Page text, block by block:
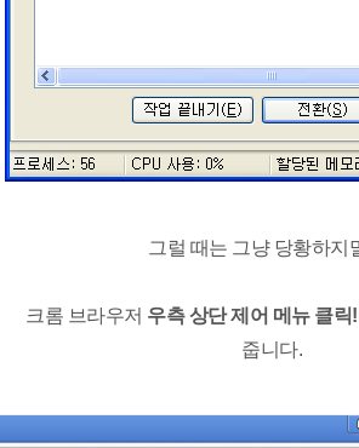
그럴 때는 그냥 당황하지
크롬 브라우저 우측 상단 제어 메뉴 클릭!
줍니다.